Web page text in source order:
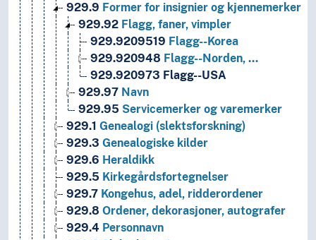
929.9 Former for insignier og kjennemerker
929.92 Flagg, faner, vimpler
929.9209519 Flagg--Korea
929.920948 Flagg--Norden, …
929.920973 Flagg--USA
929.97 Navn
929.95 Servicemerker og varemerker
929.1 Genealogi (slektsforskning)
929.3 Genealogiske kilder
929.6 Heraldikk
929.5 Kirkegårdsfortegnelser
929.7 Kongehus, adel, ridderordener
929.8 Ordener, dekorasjoner, autografer
929.4 Personnavn